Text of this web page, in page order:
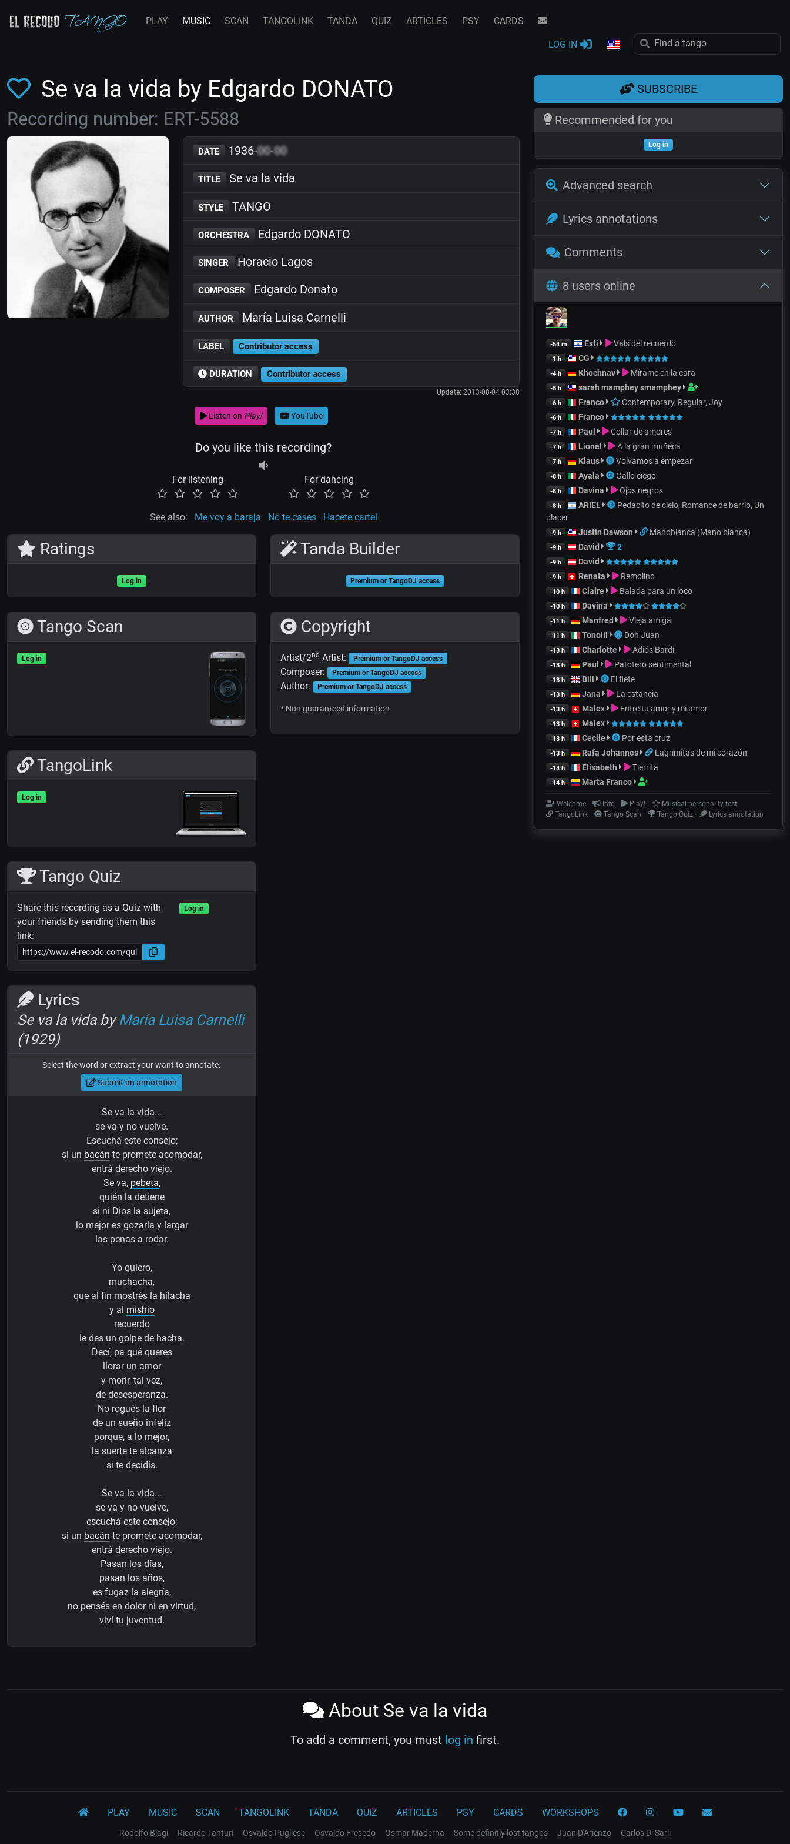
PLAY MUSIC SCAN TANGOLINK TANDA QUIZ ARTICLES PSY CARDS
LOG IN
Se va la vida by Edgardo DONATO
Recording number: ERT-5588
DATE 1936-00-00
TITLE Se va la vida
STYLE TANGO
ORCHESTRA Edgardo DONATO
SINGER Horacio Lagos
COMPOSER Edgardo Donato
AUTHOR María Luisa Carnelli
LABEL Contributor access
DURATION Contributor access
Update: 2013-08-04 03:38
Listen on Play! YouTube
Do you like this recording?
For listening For dancing
See also: Me voy a baraja No te cases Hacete cartel
Ratings
Log in
Tango Scan
Log in
TangoLink
Log in
Tango Quiz
Share this recording as a Quiz with
your friends by sending them this
link:
Log in
Lyrics
Se va la vida byMaría Luisa Carnelli
(1929)
Select the word or extract your want to annotate.
Submit an annotation
Se va la vida...
se va y no vuelve.
Escuchá este consejo;
si un bacán te promete acomodar,
entrá derecho viejo.
Se va, pebeta,
quién la detiene
si ni Dios la sujeta,
lo mejor es gozarla y largar
las penas a rodar.
Yo quiero,
muchacha,
que al fin mostrés la hilacha
y al mishio
recuerdo
le des un golpe de hacha.
Decí, pa qué queres
llorar un amor
y morir, tal vez,
de desesperanza.
No rogués la flor
de un sueño infeliz
porque, a lo mejor,
la suerte te alcanza
si te decidís.
Se va la vida...
se va y no vuelve,
escuchá este consejo;
si un bacán te promete acomodar,
entrá derecho viejo.
Pasan los días,
pasan los años,
es fugaz la alegría,
no pensés en dolor ni en virtud,
viví tu juventud.
Tanda Builder
Premium or TangoDJ access
Copyright
Artist/2nd Artist: Premium or TangoDJ access
Composer: Premium or TangoDJ access
Author: Premium or TangoDJ access
* Non guaranteed information
SUBSCRIBE
Recommended for you
Log in
Advanced search
Lyrics annotations
Comments
8 users online
-54 m Esti Vals del recuerdo
-1 h CG
-4 h Khochnav Mírame en la cara
-5 h sarah mamphey smamphey
-6 h Franco Contemporary, Regular, Joy
-6 h Franco
-7 h Paul Collar de amores
-7 h Lionel A la gran muñeca
-7 h Klaus Volvamos a empezar
-8 h Ayala Gallo ciego
-8 h Davina Ojos negros
-8 h ARIEL
Pedacito de cielo, Romance de barrio, Un
placer
-9 h Justin Dawson Manoblanca (Mano blanca)
-9 h David 2
-9 h David
-9 h Renata Remolino
-10 h Claire Balada para un loco
-10 h Davina
-11 h Manfred Vieja amiga
-11 h Tonolli Don Juan
-13 h Charlotte Adiós Bardi
-13 h Paul Patotero sentimental
-13 h Bill El flete
-13 h Jana La estancia
-13 h Malex Entre tu amor y mi amor
-13 h Malex
-13 h Cecile Por esta cruz
-13 h Rafa Johannes Lagrimitas de mi corazón
-14 h Elisabeth Tierrita
-14 h Marta Franco
Welcome Info Play!
Musical personality test
TangoLink
Tango Scan Tango Quiz Lyrics annotation
About Se va la vida
To add a comment, you must log in first.
PLAY MUSIC SCAN TANGOLINK TANDA QUIZ ARTICLES PSY CARDS WORKSHOPS
Rodolfo Biagi Ricardo Tanturi Osvaldo Pugliese Osvaldo Fresedo Osmar Maderna Some definitly lost tangos Juan D'Arienzo Carlos Di Sarli